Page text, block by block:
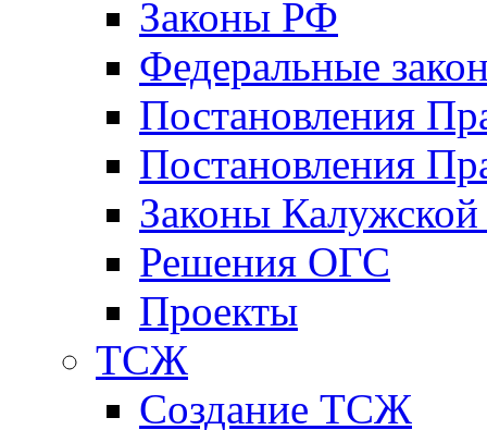
Законы РФ
Федеральные
Постановления
Постановления
Законы Калужской
Решения ОГС
Проекты
ТСЖ
Создание ТСЖ